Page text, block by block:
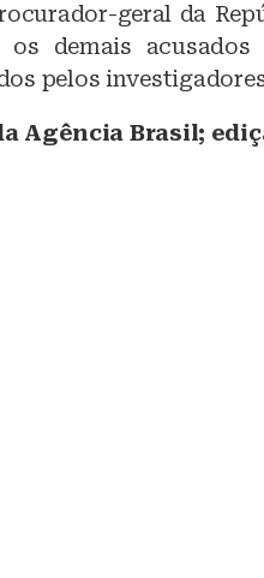
geral da
demais acusados
pelos investigadores
Agência Brasil;